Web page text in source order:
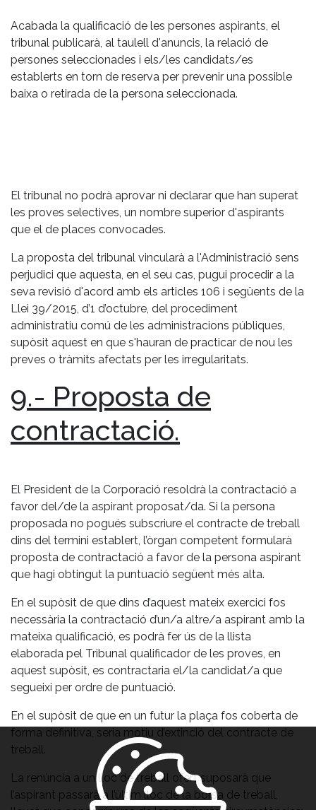
Acabada la qualificació de les persones aspirants, el
tribunal publicarà, al taulell d'anuncis, la relació de
persones seleccionades i els/les candidats/es
establerts en torn de reserva per prevenir una possible
baixa o retirada de la persona seleccionada.
El tribunal no podrà aprovar ni declarar que han superat
les proves selectives, un nombre superior d'aspirants
que el de places convocades.
La proposta del tribunal vincularà a l'Administració sens
perjudici que aquesta, en el seu cas, pugui procedir a la
seva revisió d'acord amb els articles 106 i següents de la
Llei 39/2015, d’1 d’octubre, del procediment
administratiu comú de les administracions públiques,
supòsit aquest en que s'hauran de practicar de nou les
preves o tràmits afectats per les irregularitats.
9.- Proposta de
contractació.
El President de la Corporació resoldrà la contractació a
favor del/de la aspirant proposat/da. Si la persona
proposada no pogués subscriure el contracte de treball
dins del termini establert, l’òrgan competent formularà
proposta de contractació a favor de la persona aspirant
que hagi obtingut la puntuació següent més alta.
En el supòsit de que dins d’aquest mateix exercici fos
necessària la contractació d’un/a altre/a aspirant amb la
mateixa qualificació, es podrà fer ús de la llista
elaborada pel Tribunal qualificador de les proves, en
aquest supòsit, es contractaria el/la candidat/a que
segueixi per ordre de puntuació.
En el supòsit de que en un futur la plaça fos coberta de
forma definitiva, seria motiu d’extinció del contracte de
treball.
La renúncia a un lloc de treball ofert suposarà que
l’aspirant passarà a l’últim lloc de la borsa de treball,